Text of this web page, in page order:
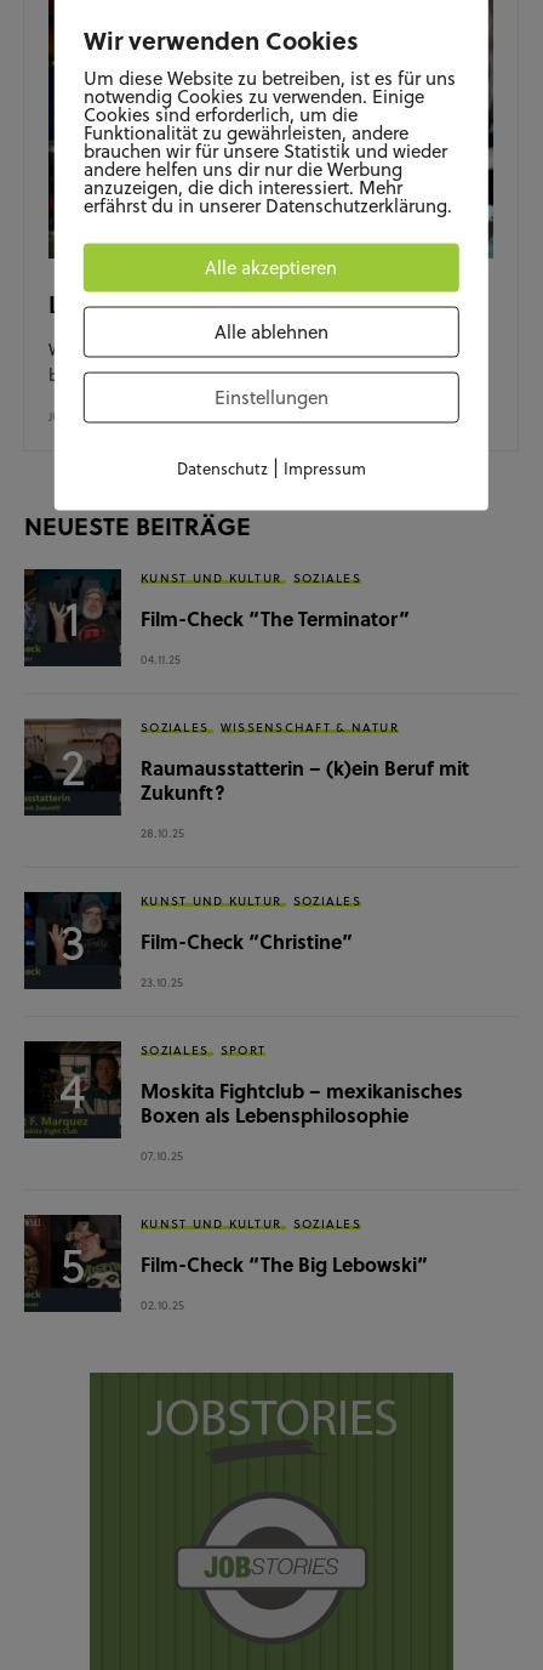
L’Osteria Wolfsburg
Wo sind die Pizza und Pasta Fans unter euch?Wir waren
bei der Eröffnung der L’Osteria Wolfsburg in den…
JULI 8, 2021
NEUESTE BEITRÄGE
KUNST UND KULTUR SOZIALES
Film-Check “The Terminator”
04.11.25
SOZIALES WISSENSCHAFT & NATUR
Raumausstatterin – (k)ein Beruf mit
Zukunft?
28.10.25
KUNST UND KULTUR SOZIALES
Film-Check “Christine”
23.10.25
SOZIALES SPORT
Moskita Fightclub – mexikanisches
Boxen als Lebensphilosophie
07.10.25
KUNST UND KULTUR SOZIALES
Film-Check “The Big Lebowski”
02.10.25
Wir verwenden Cookies
Um diese Website zu betreiben, ist es für uns
notwendig Cookies zu verwenden. Einige
Cookies sind erforderlich, um die
Funktionalität zu gewährleisten, andere
brauchen wir für unsere Statistik und wieder
andere helfen uns dir nur die Werbung
anzuzeigen, die dich interessiert. Mehr
erfährst du in unserer Datenschutzerklärung.
Alle akzeptieren
Alle ablehnen
Einstellungen
Datenschutz| Impressum